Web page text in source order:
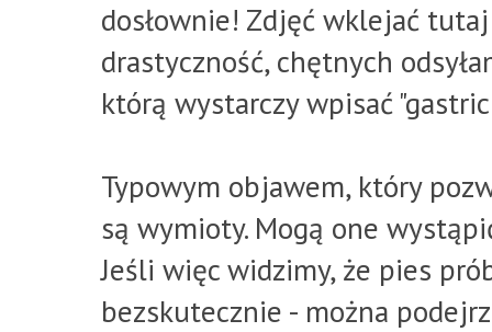
dosłownie! Zdjęć wklejać
drastyczność, chętnych
którą wystarczy wpisać
Typowym objawem, który
są wymioty. Mogą one
Jeśli więc widzimy, że pies
bezskutecznie - można